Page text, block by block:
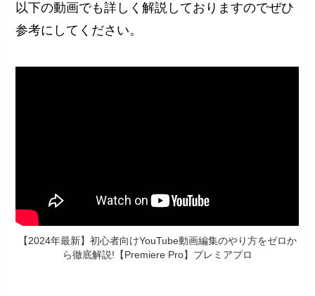
以下の動画でも詳しく解説しておりますのでぜひ
参考にしてください。
【2024年最新】初心者向けYouTube動画編集のやり方をゼロか
ら徹底解説!【Premiere Pro】プレミアプロ